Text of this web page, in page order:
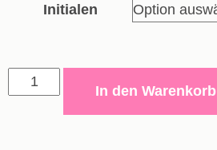
Initialen
Polyesterjacke
Dynamic
In den Warenkorb